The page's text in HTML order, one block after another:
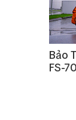
Bảo
FS-